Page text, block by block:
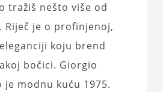
tražiš nešto više od
Riječ je o profinjenoj,
koju brend
bočici. Giorgio
je modnu kuću 1975.